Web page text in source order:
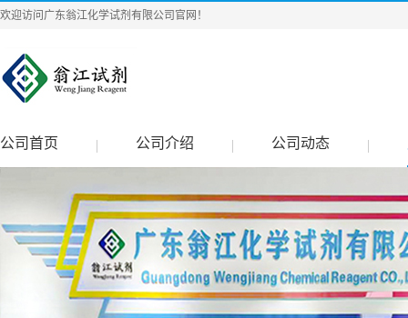
欢迎访问广东翁江化学试剂有限公司官网！
公司首页 公司介绍 公司动态